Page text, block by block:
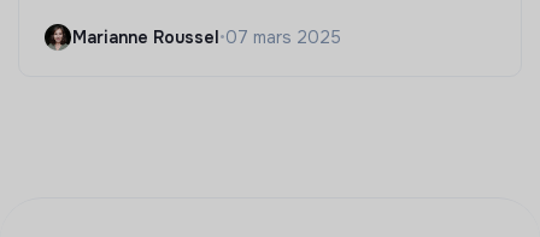
Marianne Roussel•07 mars 2025